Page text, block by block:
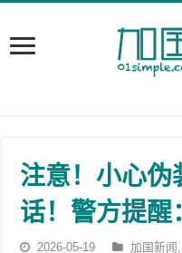
注意！小心伪
话！警方提醒
2026-05-19 加国新闻